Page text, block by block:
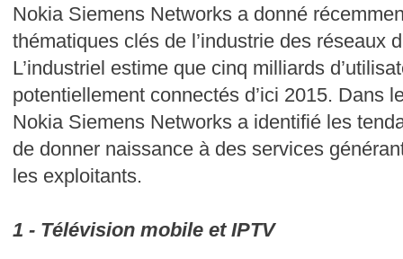
Nokia Siemens Networks a donné
thématiques clés de l’industrie des réseaux
L’industriel estime que cinq milliards
potentiellement connectés d’ici 2015. Dans
Nokia Siemens Networks a identifié les
de donner naissance à des services
les exploitants.
1 - Télévision mobile et IPTV